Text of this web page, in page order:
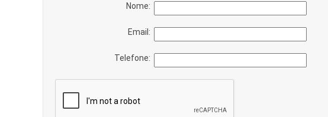
Nome:
Email:
Telefone: